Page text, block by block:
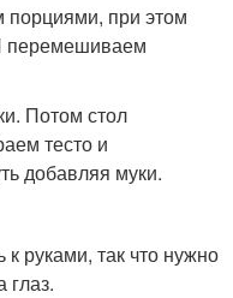
порциями, при этом
перемешиваем
Потом стол
тесто и
добавляя муки.
руками, так что нужно
глаз.